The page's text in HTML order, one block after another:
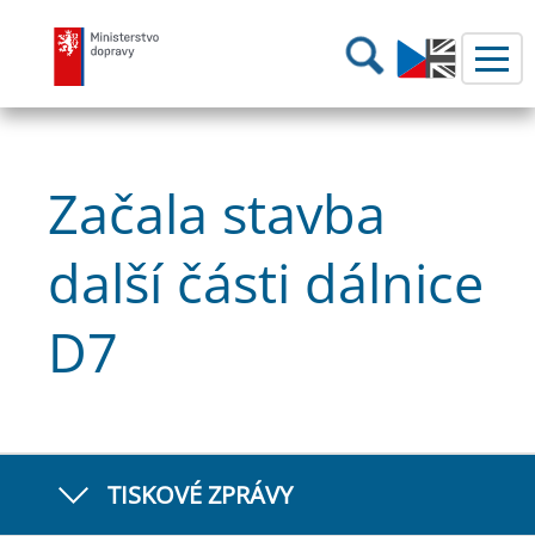
Ministerstvo dopravy Hledání
Začala stavba
další části dálnice
D7
TISKOVÉ ZPRÁVY